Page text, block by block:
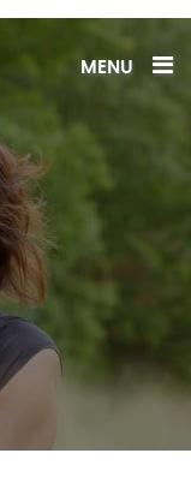
MENU